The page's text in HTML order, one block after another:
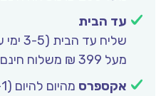
עד הבית
מעל 399 ₪ משלוח חינם.
אקספרס מהיום להיום (0-1 ימי עסקים) – 37 ₪.